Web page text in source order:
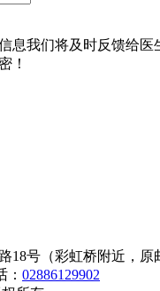
息我们将及时反馈给医
！
18号（彩虹桥附近，原
： 02886129902